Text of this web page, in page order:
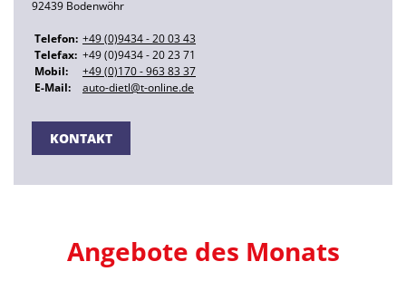
e
n
D
e
92439 Bodenwöhr
Telefon: +49 (0)9434 - 20 03 43
Telefax: +49 (0)9434 - 20 23 71
Mobil:
+49 (0)170 - 963 83 37
E-Mail:
auto-dietl@t-online.de
KONTAKT
Angebote des Monats